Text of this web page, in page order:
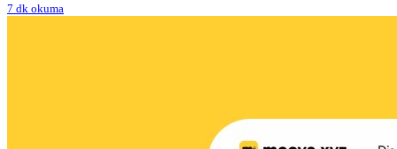
7 dk okuma